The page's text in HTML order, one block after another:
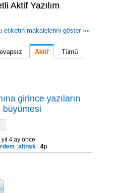
Aktif Yazılım
etiketin makalelerini göster »»
Aktif Tümü
girince yazıların
büyümesi
yıl 4 ay önce
4p